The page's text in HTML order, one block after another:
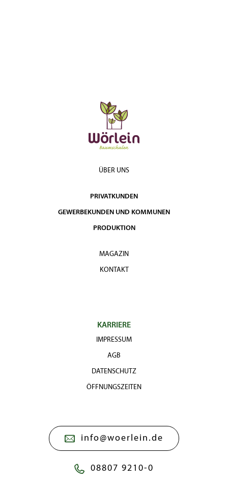
ÜBER UNS
PRIVATKUNDEN
GEWERBEKUNDEN UND KOMMUNEN
PRODUKTION
MAGAZIN
KONTAKT
KARRIERE
IMPRESSUM
AGB
DATENSCHUTZ
ÖFFNUNGSZEITEN
info@woerlein.de
08807 9210-0